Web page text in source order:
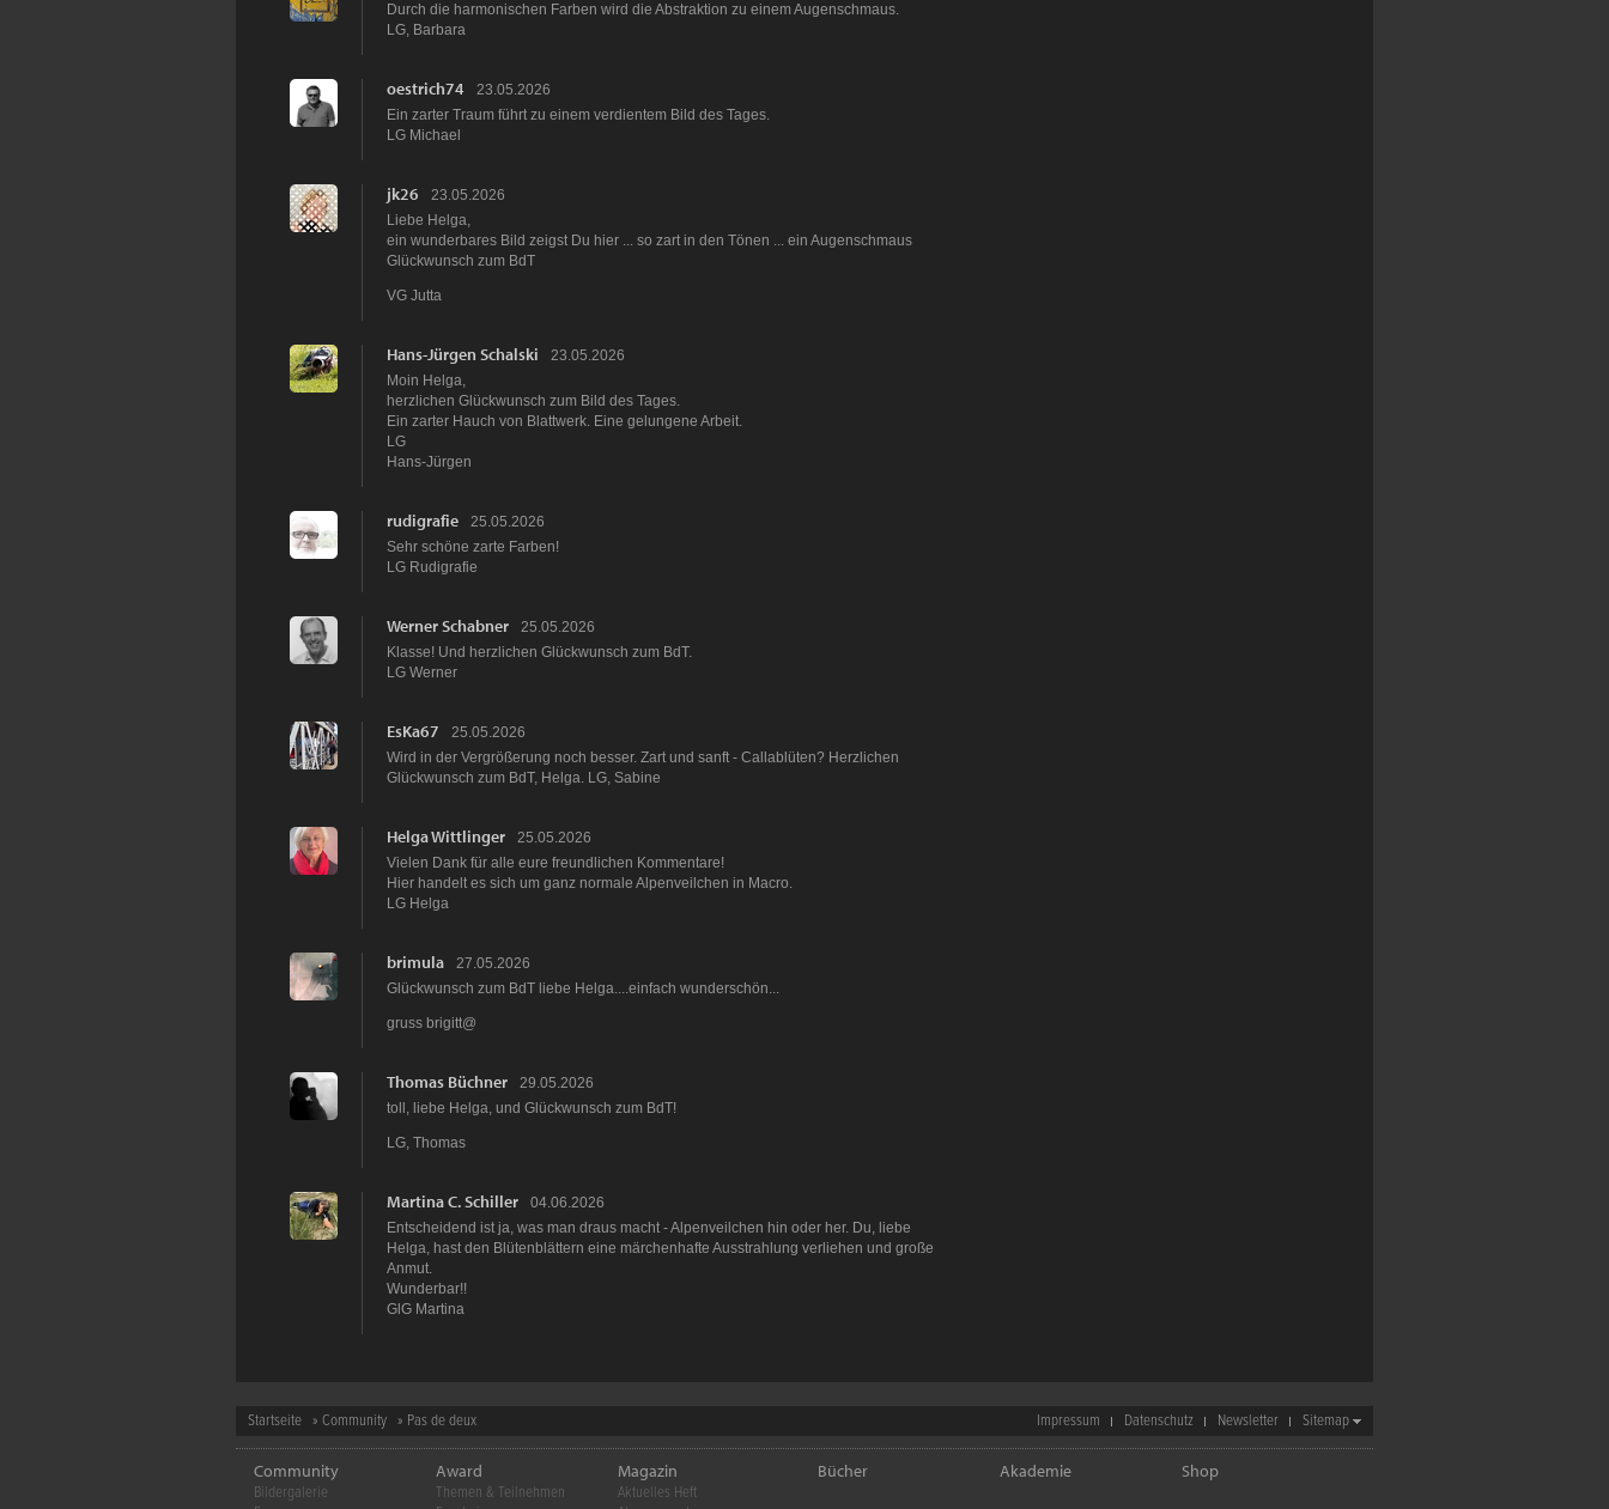
Durch die harmonischen Farben wird die Abstraktion zu einem Augenschmaus.
LG, Barbara
oestrich74
23.05.2026
Ein zarter Traum führt zu einem verdientem Bild des Tages.
LG Michael
jk26
23.05.2026
Liebe Helga,
ein wunderbares Bild zeigst Du hier ... so zart in den Tönen ... ein Augenschmaus
Glückwunsch zum BdT
VG Jutta
Hans-Jürgen Schalski
23.05.2026
Moin Helga,
herzlichen Glückwunsch zum Bild des Tages.
Ein zarter Hauch von Blattwerk. Eine gelungene Arbeit.
LG
Hans-Jürgen
rudigrafie
25.05.2026
Sehr schöne zarte Farben!
LG Rudigrafie
Werner Schabner
25.05.2026
Klasse! Und herzlichen Glückwunsch zum BdT.
LG Werner
EsKa67
25.05.2026
Wird in der Vergrößerung noch besser. Zart und sanft - Callablüten? Herzlichen
Glückwunsch zum BdT, Helga. LG, Sabine
Helga Wittlinger
25.05.2026
Vielen Dank für alle eure freundlichen Kommentare!
Hier handelt es sich um ganz normale Alpenveilchen in Macro.
LG Helga
brimula
27.05.2026
Glückwunsch zum BdT liebe Helga....einfach wunderschön...
gruss brigitt@
Thomas Büchner
29.05.2026
toll, liebe Helga, und Glückwunsch zum BdT!
LG, Thomas
Martina C. Schiller
04.06.2026
Entscheidend ist ja, was man draus macht - Alpenveilchen hin oder her. Du, liebe
Helga, hast den Blütenblättern eine märchenhafte Ausstrahlung verliehen und große
Anmut.
Wunderbar!!
GlG Martina
Startseite » Community » Pas de deux Impressum Datenschutz Newsletter Sitemap
Community
Bildergalerie
Award
Themen & Teilnehmen
Magazin
Aktuelles Heft
Bücher Akademie Shop